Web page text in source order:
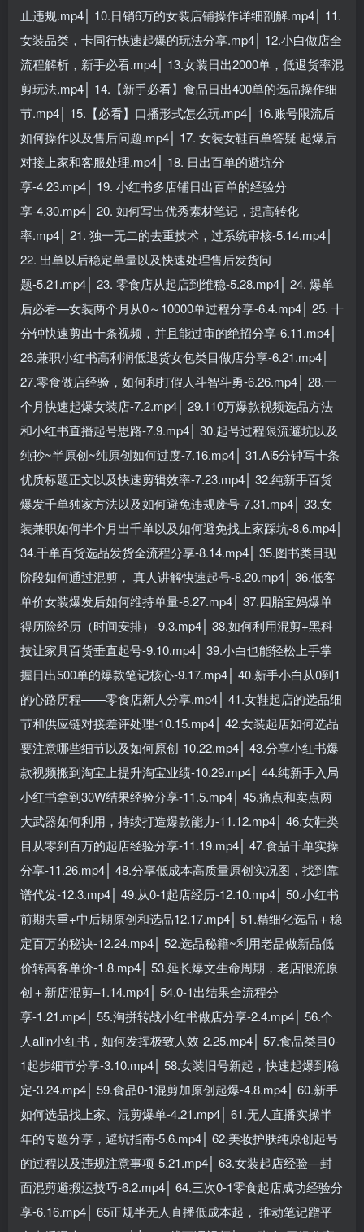
止违规.mp4│ 10.日销6万的女装店铺操作详细剖解.mp4│ 11.
女装品类，卡同行快速起爆的玩法分享.mp4│ 12.小白做店全
流程解析，新手必看.mp4│ 13.女装日出2000单，低退货率混
剪玩法.mp4│ 14.【新手必看】食品日出400单的选品操作细
节.mp4│ 15.【必看】口播形式怎么玩.mp4│ 16.账号限流后
如何操作以及售后问题.mp4│ 17. 女装女鞋百单答疑 起爆后
对接上家和客服处理.mp4│ 18. 日出百单的避坑分
享-4.23.mp4│ 19. 小红书多店铺日出百单的经验分
享-4.30.mp4│ 20. 如何写出优秀素材笔记，提高转化
率.mp4│ 21. 独一无二的去重技术，过系统审核-5.14.mp4│
22. 出单以后稳定单量以及快速处理售后发货问
题-5.21.mp4│ 23. 零食店从起店到维稳-5.28.mp4│ 24. 爆单
后必看—女装两个月从0～10000单过程分享-6.4.mp4│ 25. 十
分钟快速剪出十条视频，并且能过审的绝招分享-6.11.mp4│
26.兼职小红书高利润低退货女包类目做店分享-6.21.mp4│
27.零食做店经验，如何和打假人斗智斗勇-6.26.mp4│ 28.一
个月快速起爆女装店-7.2.mp4│ 29.110万爆款视频选品方法
和小红书直播起号思路-7.9.mp4│ 30.起号过程限流避坑以及
纯抄~半原创~纯原创如何过度-7.16.mp4│ 31.Ai5分钟写十条
优质标题正文以及快速剪辑效率-7.23.mp4│ 32.纯新手百货
爆发千单独家方法以及如何避免违规废号-7.31.mp4│ 33.女
装兼职如何半个月出千单以及如何避免找上家踩坑-8.6.mp4│
34.千单百货选品发货全流程分享-8.14.mp4│ 35.图书类目现
阶段如何通过混剪， 真人讲解快速起号-8.20.mp4│ 36.低客
单价女装爆发后如何维持单量-8.27.mp4│ 37.四胎宝妈爆单
得历险经历（时间安排）-9.3.mp4│ 38.如何利用混剪+黑科
技让家具百货垂直起号-9.10.mp4│ 39.小白也能轻松上手掌
握日出500单的爆款笔记核心-9.17.mp4│ 40.新手小白从0到1
的心路历程——零食店新人分享.mp4│ 41.女鞋起店的选品细
节和供应链对接差评处理-10.15.mp4│ 42.女装起店如何选品
要注意哪些细节以及如何原创-10.22.mp4│ 43.分享小红书爆
款视频搬到淘宝上提升淘宝业绩-10.29.mp4│ 44.纯新手入局
小红书拿到30W结果经验分享-11.5.mp4│ 45.痛点和卖点两
大武器如何利用，持续打造爆款能力-11.12.mp4│ 46.女鞋类
目从零到百万的起店经验分享-11.19.mp4│ 47.食品千单实操
分享-11.26.mp4│ 48.分享低成本高质量原创实况图，找到靠
谱代发-12.3.mp4│ 49.从0-1起店经历-12.10.mp4│ 50.小红书
前期去重+中后期原创和选品12.17.mp4│ 51.精细化选品＋稳
定百万的秘诀-12.24.mp4│ 52.选品秘籍~利用老品做新品低
价转高客单价-1.8.mp4│ 53.延长爆文生命周期，老店限流原
创＋新店混剪–1.14.mp4│ 54.0-1出结果全流程分
享-1.21.mp4│ 55.淘拼转战小红书做店分享-2.4.mp4│ 56.个
人allin小红书，如何发挥极致人效-2.25.mp4│ 57.食品类目0-
1起步细节分享-3.10.mp4│ 58.女装旧号新起，快速起爆到稳
定-3.24.mp4│ 59.食品0-1混剪加原创起爆-4.8.mp4│ 60.新手
如何选品找上家、混剪爆单-4.21.mp4│ 61.无人直播实操半
年的专题分享，避坑指南-5.6.mp4│ 62.美妆护肤纯原创起号
的过程以及违规注意事项-5.21.mp4│ 63.女装起店经验—封
面混剪避搬运技巧-6.2.mp4│ 64.三次0-1零食起店成功经验分
享-6.16.mp4│ 65正规半无人直播低成本起， 推动笔记蹭平